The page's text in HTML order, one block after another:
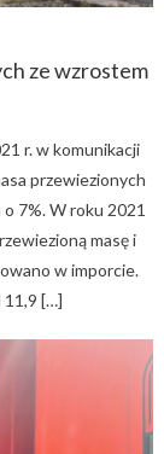
ze wzrostem
r. w komunikacji
przewiezionych
7%. W roku 2021
masę i
w imporcie.
11,9 […]